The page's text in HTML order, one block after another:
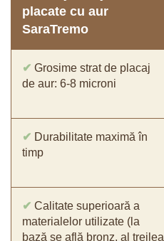
placate cu aur
SaraTremo
✔ Grosime strat de placaj
de aur: 6-8 microni
✔ Durabilitate maximă în
timp
✔ Calitate superioară a
materialelor utilizate (la
bază se află bronz, al treilea